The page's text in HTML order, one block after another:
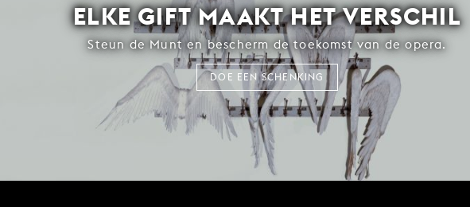
ELKE GIFT MAAKT HET VERSCHIL
Steun de Munt en bescherm de toekomst van de opera.
DOE EEN SCHENKING